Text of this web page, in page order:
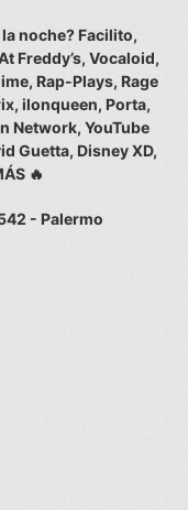
noche? Facilito,
Freddy’s, Vocaloid,
Rap-Plays, Rage
ilonqueen, Porta,
Network, YouTube
Guetta, Disney XD,
🔥
- Palermo